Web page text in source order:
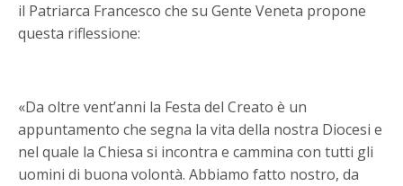
il Patriarca Francesco che su Gente Veneta propone
questa riflessione:
«Da oltre vent’anni la Festa del Creato è un
appuntamento che segna la vita della nostra Diocesi e
nel quale la Chiesa si incontra e cammina con tutti gli
uomini di buona volontà. Abbiamo fatto nostro, da